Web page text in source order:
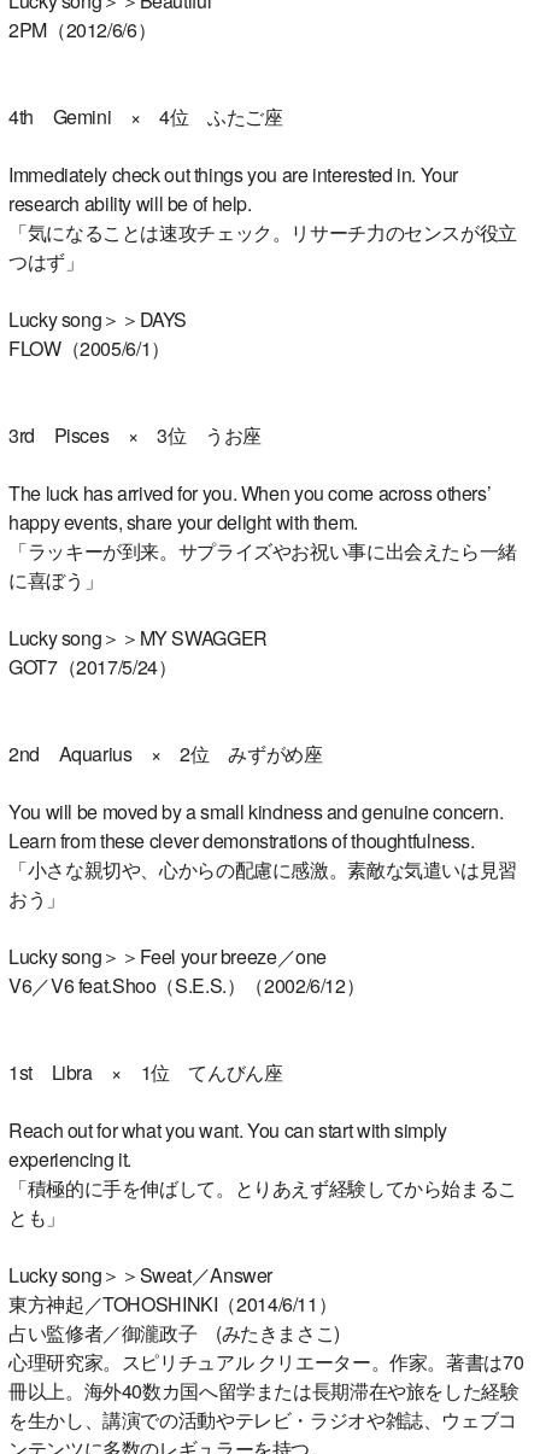
2PM（2012/6/6）
4th Gemini × 4位 ふたご座
Immediately check out things you are interested in. Your
research ability will be of help.
「気になることは速攻チェック。リサーチ力のセンスが役立
つはず」
Lucky song＞＞DAYS
FLOW（2005/6/1）
3rd Pisces × 3位 うお座
The luck has arrived for you. When you come across others’
happy events, share your delight with them.
「ラッキーが到来。サプライズやお祝い事に出会えたら一緒
に喜ぼう」
Lucky song＞＞MY SWAGGER
GOT7（2017/5/24）
2nd Aquarius × 2位 みずがめ座
You will be moved by a small kindness and genuine concern.
Learn from these clever demonstrations of thoughtfulness.
「小さな親切や、心からの配慮に感激。素敵な気遣いは見習
おう」
Lucky song＞＞Feel your breeze／one
V6／V6 feat.Shoo（S.E.S.）（2002/6/12）
1st Libra × 1位 てんびん座
Reach out for what you want. You can start with simply
experiencing it.
「積極的に手を伸ばして。とりあえず経験してから始まるこ
とも」
Lucky song＞＞Sweat／Answer
東方神起／TOHOSHINKI（2014/6/11）
占い監修者／御瀧政子 (みたきまさこ)
心理研究家。スピリチュアル クリエーター。作家。著書は70
冊以上。海外40数カ国へ留学または長期滞在や旅をした経験
を生かし、講演での活動やテレビ・ラジオや雑誌、ウェブコ